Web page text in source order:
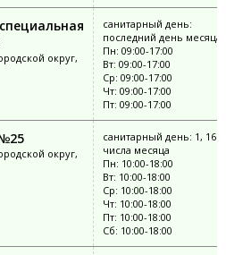
округ,
санитарный день:
последний день месяца
Пн: 09:00-17:00
Вт: 09:00-17:00
Ср: 09:00-17:00
Чт: 09:00-17:00
Пт: 09:00-17:00
округ,
санитарный день: 1, 16
числа месяца
Пн: 10:00-18:00
Вт: 10:00-18:00
Ср: 10:00-18:00
Чт: 10:00-18:00
Пт: 10:00-18:00
Сб: 10:00-18:00